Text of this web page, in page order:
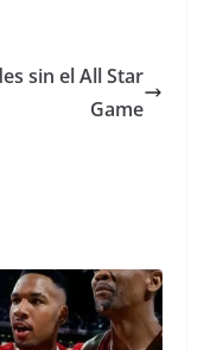
sin el All Star
Game